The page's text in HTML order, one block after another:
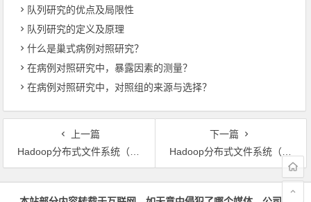
队列研究的优点及局限性
队列研究的定义及原理
什么是巢式病例对照研究？
在病例对照研究中，暴露因素的测量？
在病例对照研究中，对照组的来源与选择？
上一篇
Hadoop分布式文件系统（HDFS）的基本术语：数据块、节点、客户端和通信协议
下一篇
Hadoop分布式文件系统（HDFS）的安全设计
文章导航